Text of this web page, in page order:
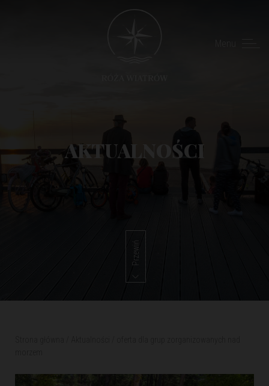
AKTUALNOŚCI
Przewiń